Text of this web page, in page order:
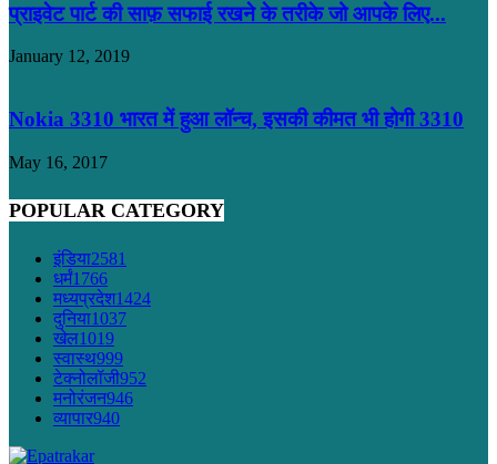
प्राइवेट पार्ट की साफ़ सफाई रखने के तरीके जो आपके लिए...
January 12, 2019
Nokia 3310 भारत में हुआ लॉन्च, इसकी कीमत भी होगी 3310
May 16, 2017
POPULAR CATEGORY
इंडिया2581
धर्मं1766
मध्यप्रदेश1424
दुनिया1037
खेल1019
स्वास्थ999
टेक्नोलॉजी952
मनोरंजन946
व्यापार940